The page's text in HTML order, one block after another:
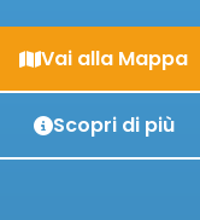
Vai alla Mappa
Scopri di più